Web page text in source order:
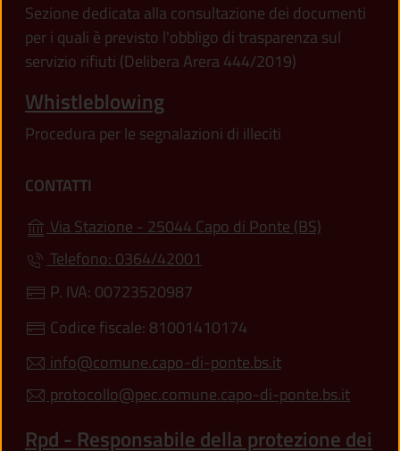
Sezione dedicata alla consultazione dei documenti
per i quali è previsto l'obbligo di trasparenza sul
servizio rifiuti (Delibera Arera 444/2019)
Whistleblowing
Procedura per le segnalazioni di illeciti
CONTATTI
Via Stazione - 25044 Capo di Ponte (BS)
Telefono: 0364/42001
P. IVA: 00723520987
Codice fiscale: 81001410174
info@comune.capo-di-ponte.bs.it
protocollo@pec.comune.capo-di-ponte.bs.it
Rpd - Responsabile della protezione dei